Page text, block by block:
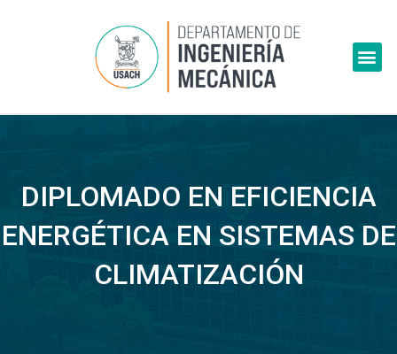
DIPLOMADO EN EFICIENCIA
ENERGÉTICA EN SISTEMAS DE
CLIMATIZACIÓN